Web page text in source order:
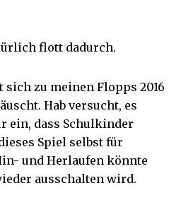
flott dadurch.
sich zu meinen Flopps 2016
Hab versucht, es
ein, dass Schulkinder
Spiel selbst für
und Herlaufen könnte
ausschalten wird.